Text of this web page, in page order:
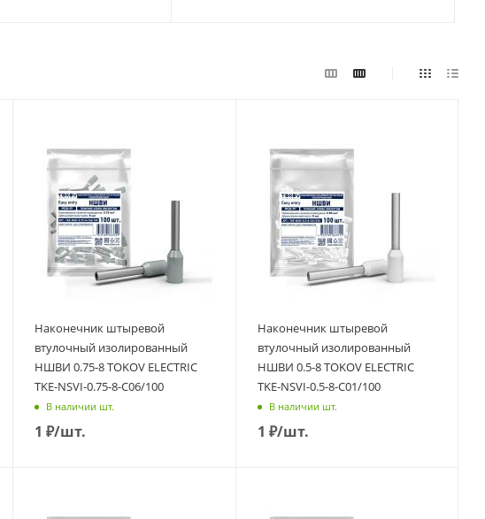
Наконечник штыревой
втулочный изолированный
НШВИ 0.75-8 TOKOV ELECTRIC
TKE-NSVI-0.75-8-C06/100
В наличии шт.
1 ₽/шт.
Наконечник штыревой
втулочный изолированный
НШВИ 0.5-8 TOKOV ELECTRIC
TKE-NSVI-0.5-8-C01/100
В наличии шт.
1 ₽/шт.